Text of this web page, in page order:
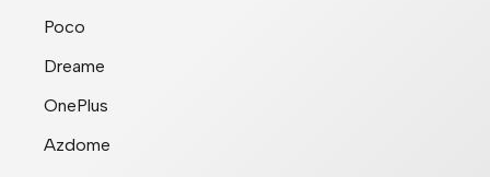
Poco
Dreame
OnePlus
Azdome